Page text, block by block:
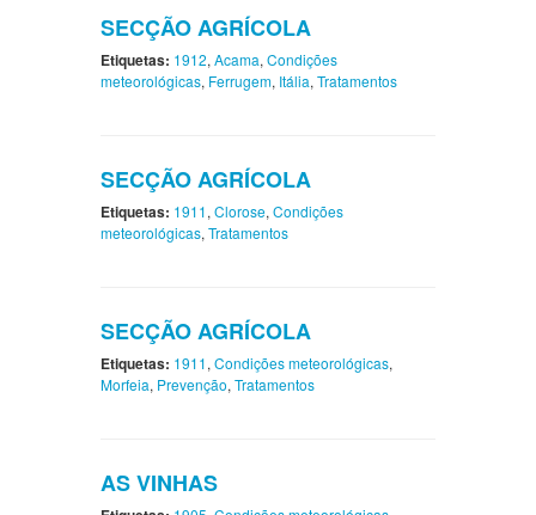
SECÇÃO AGRÍCOLA
Etiquetas: 1912, Acama, Condições
meteorológicas, Ferrugem, Itália, Tratamentos
SECÇÃO AGRÍCOLA
Etiquetas: 1911, Clorose, Condições
meteorológicas, Tratamentos
SECÇÃO AGRÍCOLA
Etiquetas: 1911, Condições meteorológicas,
Morfeia, Prevenção, Tratamentos
AS VINHAS